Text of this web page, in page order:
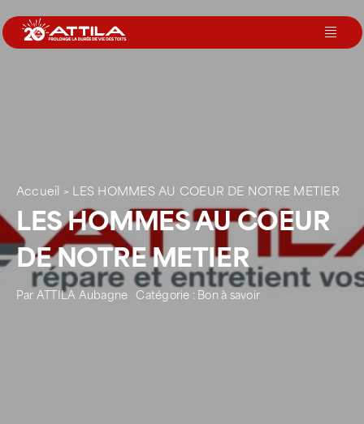
au
contenu
Nos agences
Votre toit
Rejoignez-nous
Accueil > LES HOMMES AU COEUR DE NOTRE METIER
LES HOMMES AU COEUR
DE NOTRE METIER
ParATTILA Aubagne Catégorie :Bon à savoir